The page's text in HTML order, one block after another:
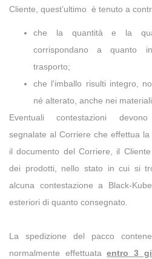
Cliente, quest’ultimo è tenuto a
che la quantità e la
corrispondano a quanto
trasporto;
che l'imballo risulti integro,
né alterato, anche nei
Eventuali contestazioni
segnalate al Corriere che effettua
il documento del Corriere, il
dei prodotti, nello stato in cui si
alcuna contestazione a Black-
esteriori di quanto consegnato.
La spedizione del pacco
normalmente effettuataentro 3